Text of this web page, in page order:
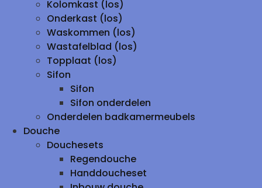
Kolomkast (los)
Onderkast (los)
Waskommen (los)
Wastafelblad (los)
Topplaat (los)
Sifon
Sifon
Sifon onderdelen
Onderdelen badkamermeubels
Douche
Douchesets
Regendouche
Handdoucheset